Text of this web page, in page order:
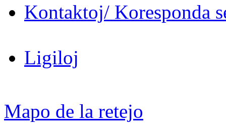
Kontaktoj/ Koresponda
Ligiloj
Mapo de la retejo